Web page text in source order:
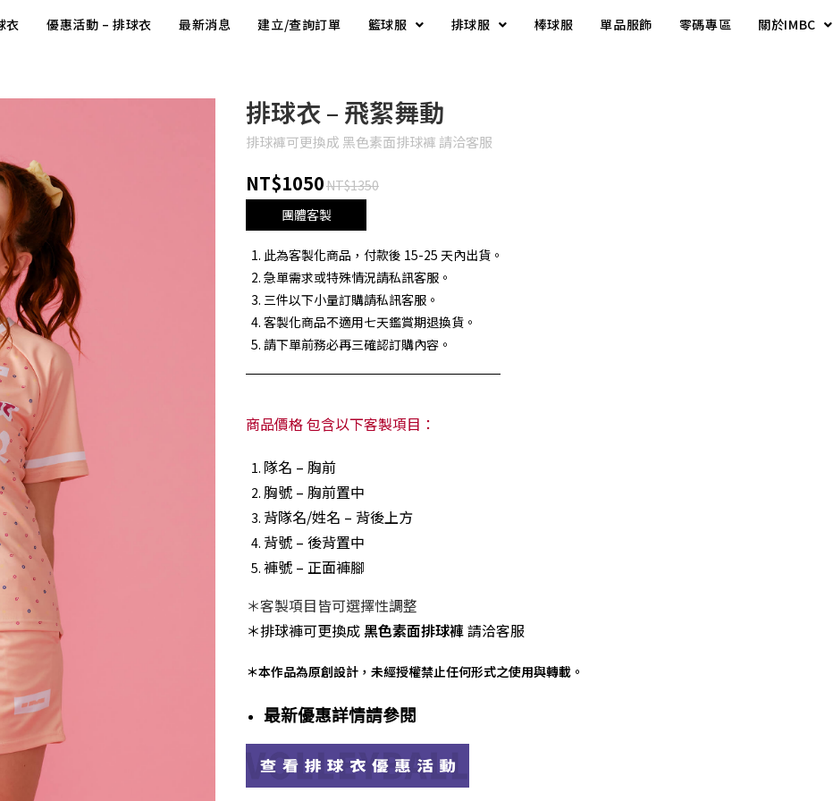
衣 優惠活動 – 排球衣 最新消息 建立/查詢訂單 籃球服 排球服 棒球服 單品服飾 零碼專區 關於IMBC
排球衣 – 飛絮舞動
排球褲可更換成 黑色素面排球褲 請洽客服
NT$1050NT$1350
團體客製
此為客製化商品，付款後 15-25 天內出貨。
急單需求或特殊情況請私訊客服。
三件以下小量訂購請私訊客服。
客製化商品不適用七天鑑賞期退換貨。
請下單前務必再三確認訂購內容。
商品價格 包含以下客製項目：
隊名 – 胸前
胸號 – 胸前置中
背隊名/姓名 – 背後上方
背號 – 後背置中
褲號 – 正面褲腳
＊客製項目皆可選擇性調整
＊排球褲可更換成黑色素面排球褲請洽客服
＊本作品為原創設計，未經授權禁止任何形式之使用與轉載。
最新優惠詳情請參閱